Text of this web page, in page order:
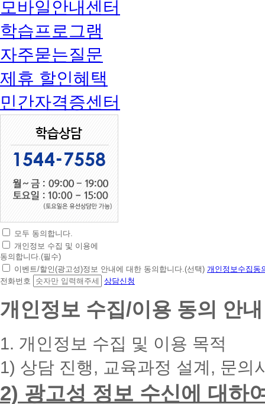
모바일안내센터
학습프로그램
자주묻는질문
제휴 할인혜택
민간자격증센터
초
간
편
상
담
청
대
폰
입
력
모두 동의합니다.
개인정보 수집 및 이용에
동의합니다.(필수)
이벤트/할인(광고성)정보 안내에 대한 동의합니다.(선택) 개인정보수집동
전화번호
상담신청
개인정보 수집/이용 동의 안내
1. 개인정보 수집 및 이용 목적
1) 상담 진행, 교육과정 설계, 문의
2) 광고성 정보 수신에 대하